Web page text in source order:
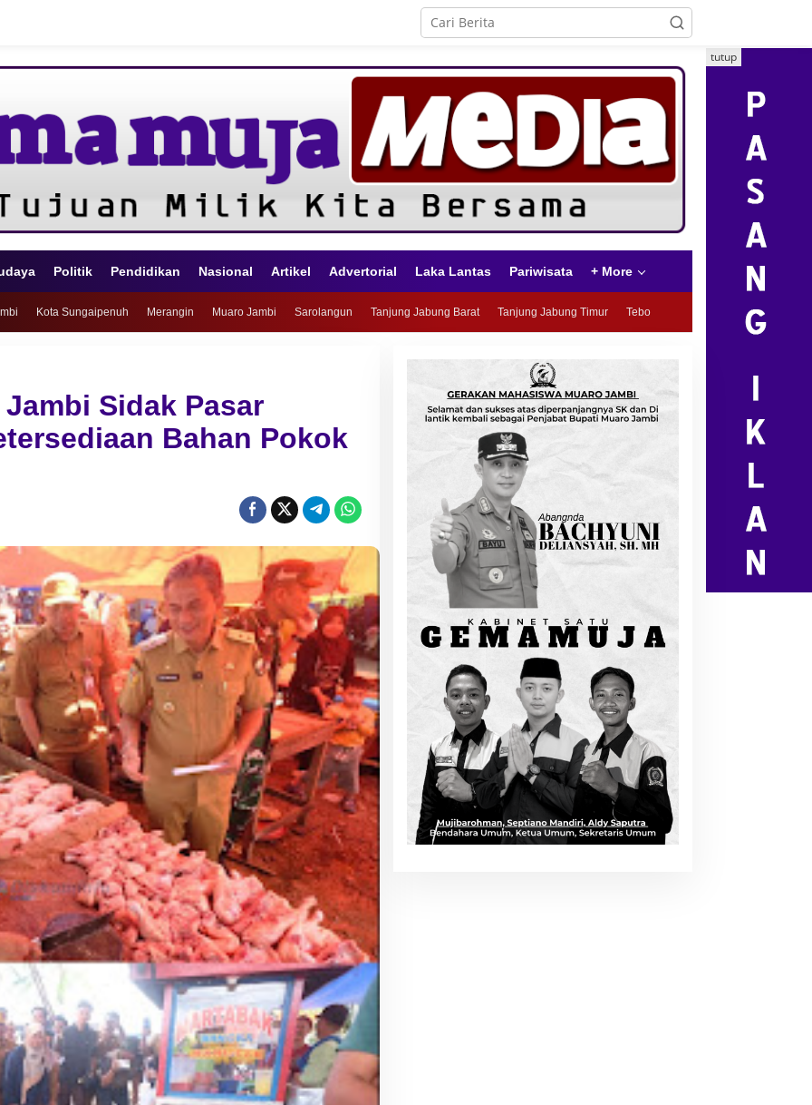
Politik Pendidikan Nasional Artikel Advertorial Laka Lantas Pariwisata + More
Kota Sungaipenuh Merangin Muaro Jambi Sarolangun Tanjung Jabung Barat Tanjung Jabung Timur Tebo
tutup
Sidak Pasar
Bahan Pokok